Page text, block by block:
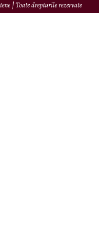
| Toate drepturile rezervate